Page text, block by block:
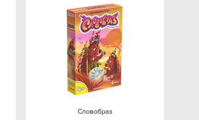
Словобраз